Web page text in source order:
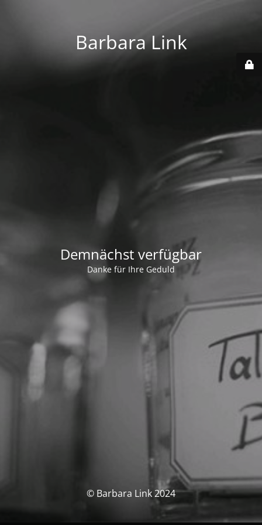
Barbara Link
Demnächst verfügbar
Danke für Ihre Geduld
© Barbara Link 2024